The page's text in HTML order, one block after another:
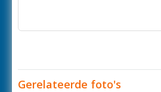
Gerelateerde foto's